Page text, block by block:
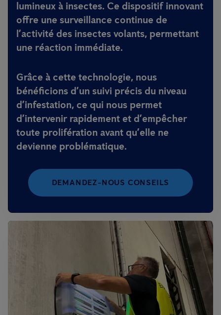
lumineux à insectes. Ce dispositif innovant
offre une surveillance continue de
l’activité des insectes volants, permettant
une réaction immédiate.
Grâce à cette technologie, nous
bénéficions d’un suivi précis du niveau
d’infestation, ce qui nous permet
d’intervenir rapidement et d’empêcher
toute prolifération avant qu’elle ne
devienne problématique.
DEMANDEZ-NOUS CONSEILS